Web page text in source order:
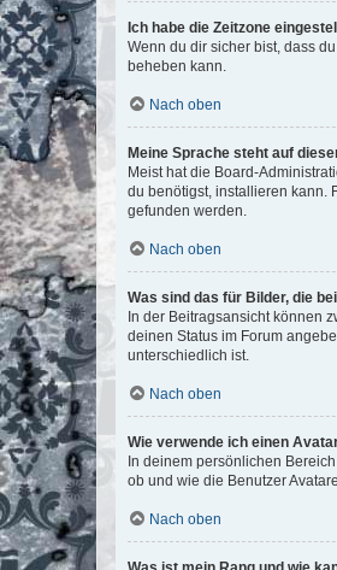
Ich habe die Zeitzone
Wenn du dir sicher bist, dass
beheben kann.
Nach oben
Meine Sprache steht auf
Meist hat die Board-
du benötigst, installieren kann.
gefunden werden.
Nach oben
Was sind das für Bilder, die
In der Beitragsansicht können
deinen Status im Forum
unterschiedlich ist.
Nach oben
Wie verwende ich einen
In deinem persönlichen
ob und wie die Benutzer
Nach oben